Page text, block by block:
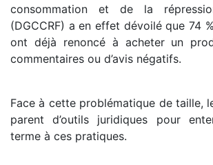
consommation et de la
(DGCCRF) a en effet dévoilé que 74
ont déjà renoncé à acheter un
commentaires ou d’avis négatifs.
Face à cette problématique de taille,
parent d’outils juridiques pour
terme à ces pratiques.